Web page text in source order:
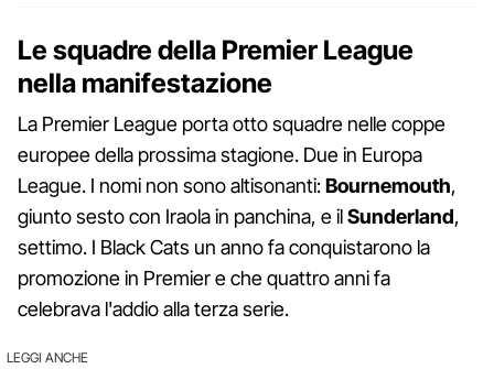
Le squadre della Premier League
nella manifestazione
La Premier League porta otto squadre nelle coppe
europee della prossima stagione. Due in Europa
League. I nomi non sono altisonanti:Bournemouth,
giunto sesto con Iraola in panchina, e ilSunderland,
settimo. I Black Cats un anno fa conquistarono la
promozione in Premier e che quattro anni fa
celebrava l'addio alla terza serie.
LEGGI ANCHE